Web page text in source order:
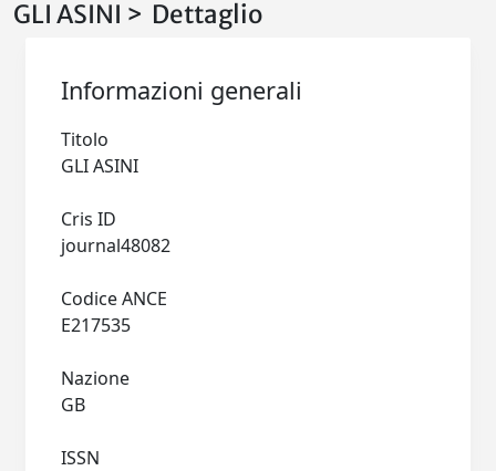
GLI ASINI > Dettaglio
Informazioni generali
Titolo
Cris ID
Codice ANCE
Nazione
ISSN